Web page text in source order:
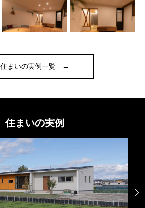
住まいの実例一覧 →
住まいの実例
